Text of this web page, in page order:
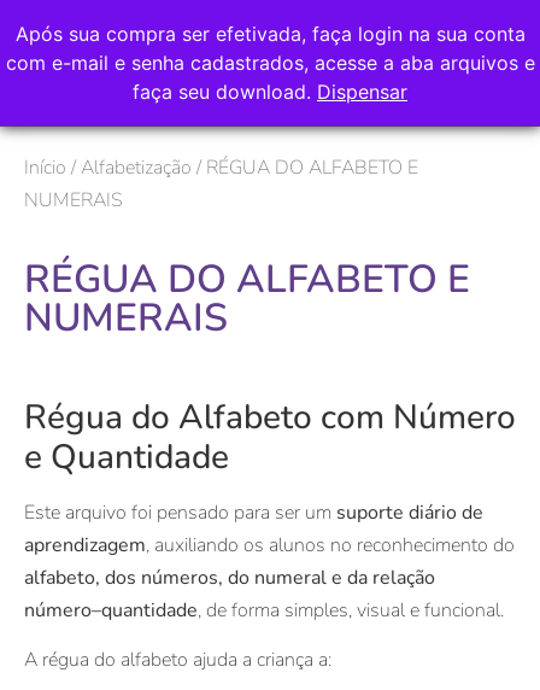
Após sua compra ser efetivada, faça login na sua conta
com e-mail e senha cadastrados, acesse a aba arquivos e
faça seu download. Dispensar
Início /Alfabetização / RÉGUA DO ALFABETO E
NUMERAIS
RÉGUA DO ALFABETO E
NUMERAIS
Régua do Alfabeto com Número
e Quantidade
Este arquivo foi pensado para ser um suporte diário de
aprendizagem, auxiliando os alunos no reconhecimento do
alfabeto, dos números, do numeral e da relação
número–quantidade, de forma simples, visual e funcional.
A régua do alfabeto ajuda a criança a: